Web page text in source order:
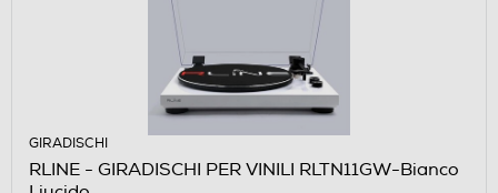
GIRADISCHI
RLINE - GIRADISCHI PER VINILI RLTN11GW-Bianco